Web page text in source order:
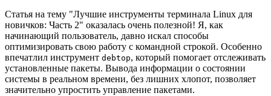
Статья на тему "Лучшие инструменты терминала Linux для
новичков: Часть 2" оказалась очень полезной! Я, как
начинающий пользователь, давно искал способы
оптимизировать свою работу с командной строкой. Особенно
впечатлил инструмент debtop, который помогает отслеживать
установленные пакеты. Вывода информации о состоянии
системы в реальном времени, без лишних хлопот, позволяет
значительно упростить управление пакетами.